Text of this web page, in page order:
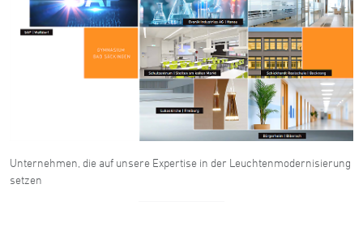
Unternehmen, die auf unsere Expertise in der Leuchtenmodernisierung
setzen